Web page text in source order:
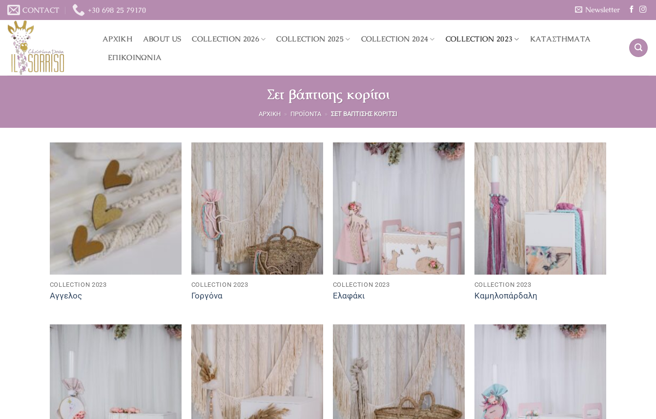
Μετάβαση
στο
περιεχόμενο
CONTACT +30 698 25 79170 Newsletter
ΑΡΧΙΚΉ ABOUT US COLLECTION 2026 COLLECTION 2025 COLLECTION 2024 COLLECTION 2023
ΚΑΤΑΣΤΗΜΑΤΑ
ΕΠΙΚΟΙΝΩΝΊΑ
Σετ βάπτισης κορίτσι
ΑΡΧΙΚΉ » ΠΡΟΪΌΝΤΑ » ΣΕΤ ΒΆΠΤΙΣΗΣ ΚΟΡΊΤΣΙ
COLLECTION 2023
Αγγελος
COLLECTION 2023
Γοργόνα
COLLECTION 2023
Ελαφάκι
COLLECTION 2023
Καμηλοπάρδαλη